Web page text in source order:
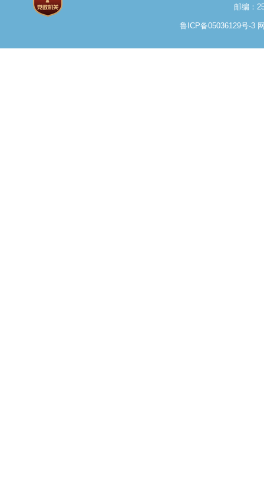
邮编：
鲁ICP备05036129号-3